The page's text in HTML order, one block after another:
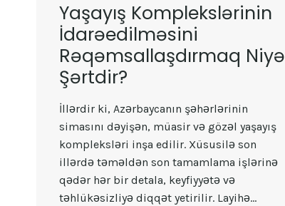
Yaşayış Komplekslərinin
İdarəedilməsini
Rəqəmsallaşdırmaq Niyə
Şərtdir?
İllərdir ki, Azərbaycanın şəhərlərinin
simasını dəyişən, müasir və gözəl yaşayış
kompleksləri inşa edilir. Xüsusilə son
illərdə təməldən son tamamlama işlərinə
qədər hər bir detala, keyfiyyətə və
təhlükəsizliyə diqqət yetirilir. Layihə…